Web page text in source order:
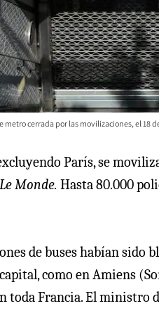
metro cerrada por las movilizaciones, el 18
París, se
Le Monde. Hasta 80.000
de buses habían sido
como en Amiens
Francia. El ministro